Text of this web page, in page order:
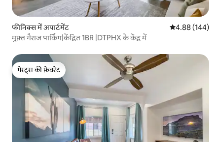
फीनिक्स में अपार्टमेंट औसत रेटिंग 5 में से
4.88 (144)
मुफ़्त गैराज पार्किंग|केंद्रित 1BR |DTPHX के केंद्र में
गेस्ट्स की फ़ेवरेट
गेस्ट्स की फ़ेवरेट